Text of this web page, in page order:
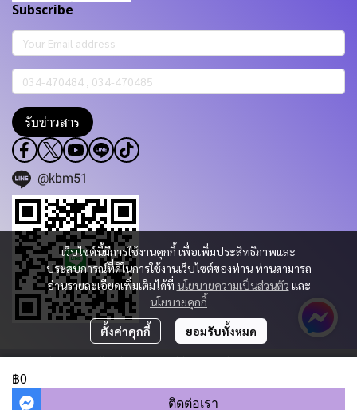
฿0
ติดต่อเรา
เว็บไซต์นี้มีการใช้งานคุกกี้ เพื่อเพิ่มประสิทธิภาพและ
ประสบการณ์ที่ดีในการใช้งานเว็บไซต์ของท่าน ท่านสามารถ
อ่านรายละเอียดเพิ่มเติมได้ที่ นโยบายความเป็นส่วนตัว และ
นโยบายคุกกี้
ตั้งค่าคุกกี้ ยอมรับทั้งหมด
Subscribe
รับข่าวสาร
@kbm51
Copyright 2023 | All Rights Reserved | Powered by KBM PART & TRADING
ผู้เข้าชมวันนี้488